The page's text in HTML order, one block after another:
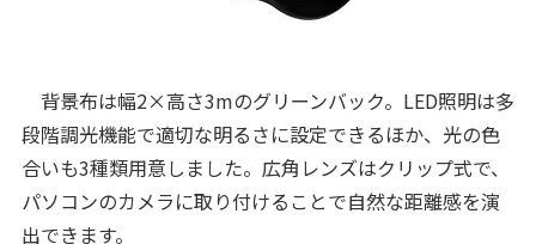
背景布は幅2×高さ3mのグリーンバック。LED照明は多
段階調光機能で適切な明るさに設定できるほか、光の色
合いも3種類用意しました。広角レンズはクリップ式で、
パソコンのカメラに取り付けることで自然な距離感を演
出できます。